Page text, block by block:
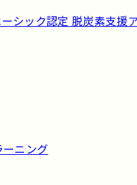
シック認定 脱炭素支援
ニング